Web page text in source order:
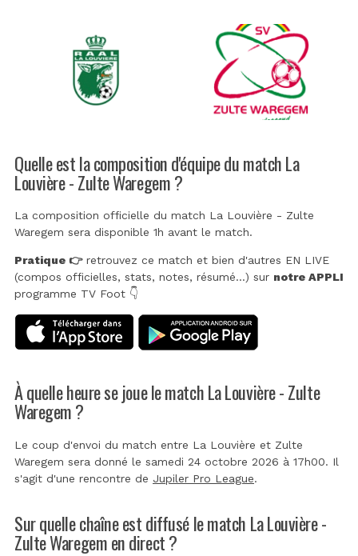
Quelle est la composition d'équipe du match La
Louvière - Zulte Waregem ?
La composition officielle du match La Louvière - Zulte
Waregem sera disponible 1h avant le match.
Pratique 👉retrouvez ce match et bien d'autres EN LIVE
(compos officielles, stats, notes, résumé...) sur notre APPLI
programme TV Foot 👇
À quelle heure se joue le match La Louvière - Zulte
Waregem ?
Le coup d'envoi du match entre La Louvière et Zulte
Waregem sera donné le samedi 24 octobre 2026 à 17h00. Il
s'agit d'une rencontre de Jupiler Pro League.
Sur quelle chaîne est diffusé le match La Louvière -
Zulte Waregem en direct ?